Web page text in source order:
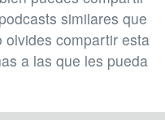
similares que
olvides compartir esta
a las que les pueda